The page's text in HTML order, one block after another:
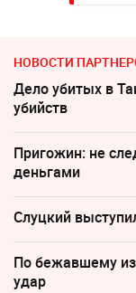
НОВОСТИ
Дело убитых в
убийств
Пригожин: не
деньгами
Слуцкий
По бежавшему
удар